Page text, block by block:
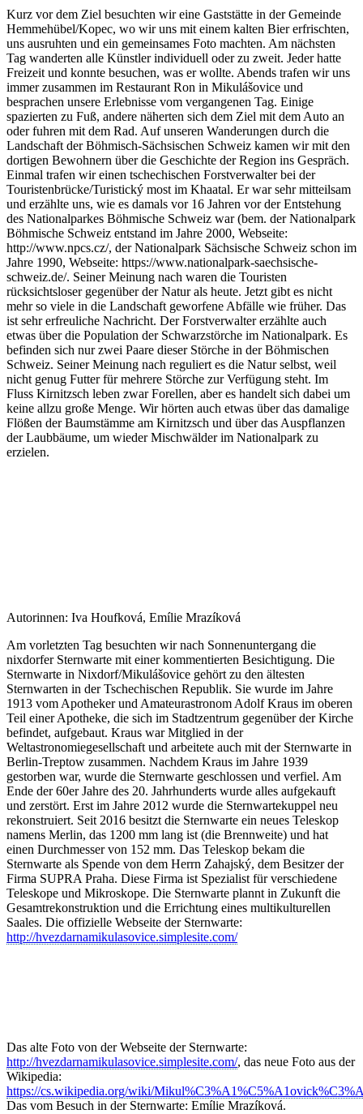
Kurz vor dem Ziel besuchten wir eine Gaststätte in der Gemeinde
Hemmehübel/Kopec, wo wir uns mit einem kalten Bier erfrischten,
uns ausruhten und ein gemeinsames Foto machten. Am nächsten
Tag wanderten alle Künstler individuell oder zu zweit. Jeder hatte
Freizeit und konnte besuchen, was er wollte. Abends trafen wir uns
immer zusammen im Restaurant Ron in Mikulášovice und
besprachen unsere Erlebnisse vom vergangenen Tag. Einige
spazierten zu Fuß, andere näherten sich dem Ziel mit dem Auto an
oder fuhren mit dem Rad. Auf unseren Wanderungen durch die
Landschaft der Böhmisch-Sächsischen Schweiz kamen wir mit den
dortigen Bewohnern über die Geschichte der Region ins Gespräch.
Einmal trafen wir einen tschechischen Forstverwalter bei der
Touristenbrücke/Turistický most im Khaatal. Er war sehr mitteilsam
und erzählte uns, wie es damals vor 16 Jahren vor der Entstehung
des Nationalparkes Böhmische Schweiz war (bem. der Nationalpark
Böhmische Schweiz entstand im Jahre 2000, Webseite:
http://www.npcs.cz/, der Nationalpark Sächsische Schweiz schon im
Jahre 1990, Webseite: https://www.nationalpark-saechsische-
schweiz.de/. Seiner Meinung nach waren die Touristen
rücksichtsloser gegenüber der Natur als heute. Jetzt gibt es nicht
mehr so viele in die Landschaft geworfene Abfälle wie früher. Das
ist sehr erfreuliche Nachricht. Der Forstverwalter erzählte auch
etwas über die Population der Schwarzstörche im Nationalpark. Es
befinden sich nur zwei Paare dieser Störche in der Böhmischen
Schweiz. Seiner Meinung nach reguliert es die Natur selbst, weil
nicht genug Futter für mehrere Störche zur Verfügung steht. Im
Fluss Kirnitzsch leben zwar Forellen, aber es handelt sich dabei um
keine allzu große Menge. Wir hörten auch etwas über das damalige
Flößen der Baumstämme am Kirnitzsch und über das Auspflanzen
der Laubbäume, um wieder Mischwälder im Nationalpark zu
erzielen.
Autorinnen: Iva Houfková, Emílie Mrazíková
Am vorletzten Tag besuchten wir nach Sonnenuntergang die
nixdorfer Sternwarte mit einer kommentierten Besichtigung. Die
Sternwarte in Nixdorf/Mikulášovice gehört zu den ältesten
Sternwarten in der Tschechischen Republik. Sie wurde im Jahre
1913 vom Apotheker und Amateurastronom Adolf Kraus im oberen
Teil einer Apotheke, die sich im Stadtzentrum gegenüber der Kirche
befindet, aufgebaut. Kraus war Mitglied in der
Weltastronomiegesellschaft und arbeitete auch mit der Sternwarte in
Berlin-Treptow zusammen. Nachdem Kraus im Jahre 1939
gestorben war, wurde die Sternwarte geschlossen und verfiel. Am
Ende der 60er Jahre des 20. Jahrhunderts wurde alles aufgekauft
und zerstört. Erst im Jahre 2012 wurde die Sternwartekuppel neu
rekonstruiert. Seit 2016 besitzt die Sternwarte ein neues Teleskop
namens Merlin, das 1200 mm lang ist (die Brennweite) und hat
einen Durchmesser von 152 mm. Das Teleskop bekam die
Sternwarte als Spende von dem Herrn Zahajský, dem Besitzer der
Firma SUPRA Praha. Diese Firma ist Spezialist für verschiedene
Teleskope und Mikroskope. Die Sternwarte plannt in Zukunft die
Gesamtrekonstruktion und die Errichtung eines multikulturellen
Saales. Die offizielle Webseite der Sternwarte:
http://hvezdarnamikulasovice.simplesite.com/
Das alte Foto von der Webseite der Sternwarte:
http://hvezdarnamikulasovice.simplesite.com/, das neue Foto aus der
Wikipedia:
https://cs.wikipedia.org/wiki/
Das vom Besuch in der Sternwarte: Emílie Mrazíková.